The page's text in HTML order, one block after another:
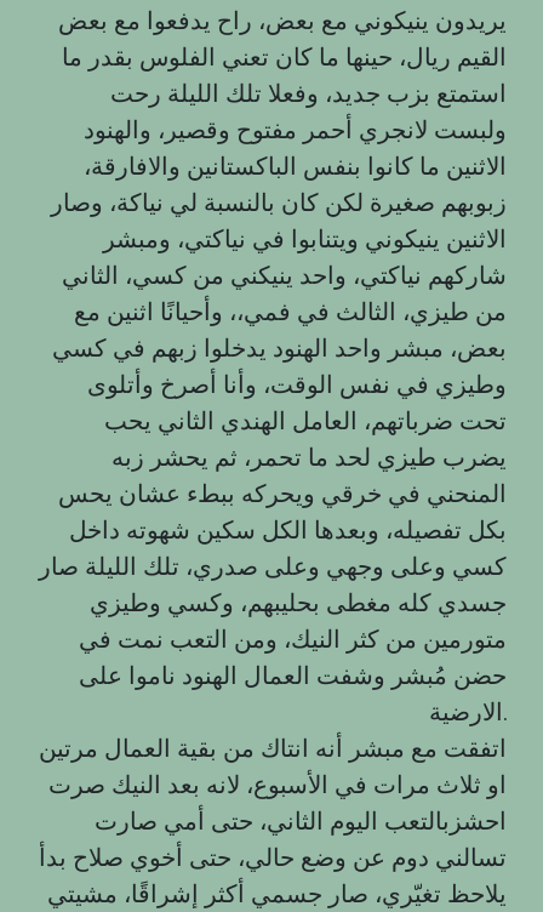
يريدون ينيكوني مع بعض، راح يدفعوا مع بعض
القيم ريال، حينها ما كان تعني الفلوس بقدر ما
استمتع بزب جديد، وفعلا تلك الليلة رحت
ولبست لانجري أحمر مفتوح وقصير، والهنود
الاثنين ما كانوا بنفس الباكستانين والافارقة،
زبوبهم صغيرة لكن كان بالنسبة لي نياكة، وصار
الاثنين ينيكوني ويتنابوا في نياكتي، ومبشر
شاركهم نياكتي، واحد ينيكني من كسي، الثاني
من طيزي، الثالث في فمي،، وأحيانًا اثنين مع
بعض، مبشر واحد الهنود يدخلوا زبهم في كسي
وطيزي في نفس الوقت، وأنا أصرخ وأتلوى
تحت ضرباتهم، العامل الهندي الثاني يحب
يضرب طيزي لحد ما تحمر، ثم يحشر زبه
المنحني في خرقي ويحركه ببطء عشان يحس
بكل تفصيله، وبعدها الكل سكين شهوته داخل
كسي وعلى وجهي وعلى صدري، تلك الليلة صار
جسدي كله مغطى بحليبهم، وكسي وطيزي
متورمين من كثر النيك، ومن التعب نمت في
حضن مُبشر وشفت العمال الهنود ناموا على
الارضية.
اتفقت مع مبشر أنه انتاك من بقية العمال مرتين
او ثلاث مرات في الأسبوع، لانه بعد النيك صرت
احشزبالتعب اليوم الثاني، حتى أمي صارت
تسالني دوم عن وضع حالي، حتى أخوي صلاح بدأ
يلاحظ تغيّري، صار جسمي أكثر إشراقًا، مشيتي